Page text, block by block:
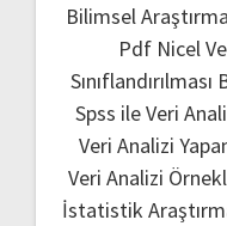
Bilimsel
Pdf Nicel
Sınıflandırılması
Spss ile Veri
Veri Analizi
Veri Analizi
İstatistik